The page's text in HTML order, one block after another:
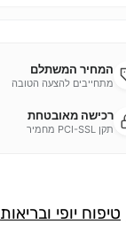
המחיר המשתלם
מתחייבים להצעה הטובה
רכישה מאובטחת
תקן PCI-SSL מחמיר
טיפוח יופי ובריאות